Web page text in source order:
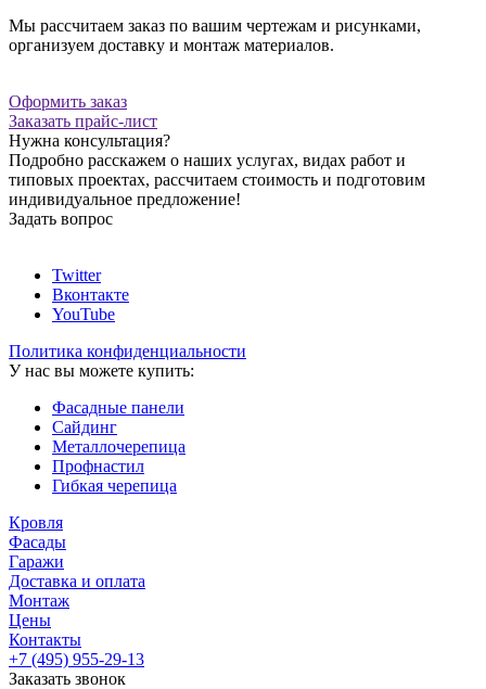
Мы рассчитаем заказ по вашим чертежам и рисунками,
организуем доставку и монтаж материалов.
Оформить заказ
Заказать прайс-лист
Нужна консультация?
Подробно расскажем о наших услугах, видах работ и
типовых проектах, рассчитаем стоимость и подготовим
индивидуальное предложение!
Задать вопрос
Twitter
Вконтакте
YouTube
Политика конфиденциальности
У нас вы можете купить:
Фасадные панели
Сайдинг
Металлочерепица
Профнастил
Гибкая черепица
Кровля
Фасады
Гаражи
Доставка и оплата
Монтаж
Цены
Контакты
+7 (495) 955-29-13
Заказать звонок